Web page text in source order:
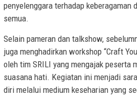
penyelenggara terhadap keberagaman
semua.
Selain pameran dan talkshow,
juga menghadirkan workshop “Craft
oleh tim SRILI yang mengajak peserta
suasana hati. Kegiatan ini menjadi
diri melalui medium keseharian yang